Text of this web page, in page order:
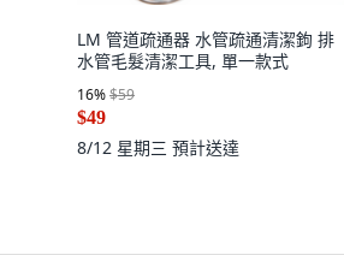
LM 管道疏通器 水管疏通清潔鉤 排
水管毛髮清潔工具, 單一款式
16%$59
$49
8/12 星期三 預計送達